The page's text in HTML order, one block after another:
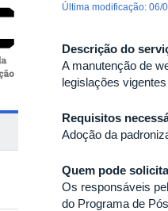
Última modificação: 06/
Descrição do
A manutenção de
legislações
Requisitos
Adoção da
Quem pode
Os responsáveis
do Programa de